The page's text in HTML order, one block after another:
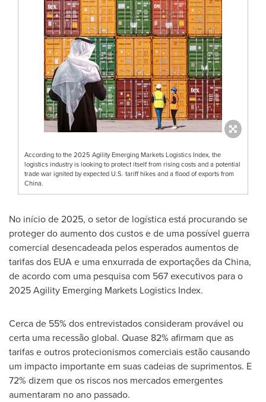
According to the 2025 Agility Emerging Markets Logistics Index, the
logistics industry is looking to protect itself from rising costs and a potential
trade war ignited by expected U.S. tariff hikes and a flood of exports from
China.
No início de 2025, o setor de logística está procurando se
proteger do aumento dos custos e de uma possível guerra
comercial desencadeada pelos esperados aumentos de
tarifas dos EUA e uma enxurrada de exportações daChina,
de acordo com uma pesquisa com 567 executivos para o
2025 Agility Emerging Markets Logistics Index.
Cerca de 55% dos entrevistados consideram provável ou
certa uma recessão global. Quase 82% afirmam que as
tarifas e outros protecionismos comerciais estão causando
um impacto importante em suas cadeias de suprimentos. E
72% dizem que os riscos nos mercados emergentes
aumentaram no ano passado.